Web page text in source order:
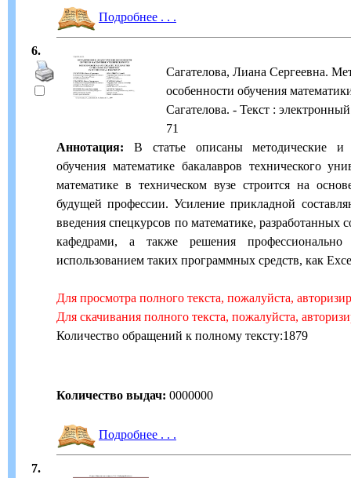
Подробнее . . .
6.
Сагателова, Лиана Сергеевна.
особенности обучения
Сагателова. - Текст :
71
Аннотация: В статье описаны методические и
обучения математике бакалавров технического
математике в техническом вузе строится на
будущей профессии. Усиление прикладной
введения спецкурсов по математике,
кафедрами, а также решения профессионально
использованием таких программных средств, как
Для просмотра полного текста, пожалуйста,
Для скачивания полного текста, пожалуйста,
Количество обращений к полному тексту:1879
Количество выдач: 0000000
Подробнее . . .
7.